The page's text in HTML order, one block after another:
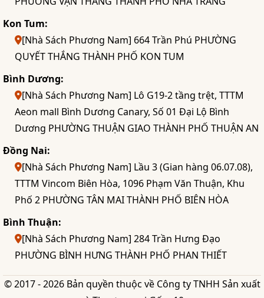
Kon Tum:
[Nhà Sách Phương Nam] 664 Trần Phú PHƯỜNG
QUYẾT THẮNG THÀNH PHỐ KON TUM
Bình Dương:
[Nhà Sách Phương Nam] Lô G19-2 tầng trệt, TTTM
Aeon mall Bình Dương Canary, Số 01 Đại Lộ Bình
Dương PHƯỜNG THUẬN GIAO THÀNH PHỐ THUẬN AN
Đồng Nai:
[Nhà Sách Phương Nam] Lầu 3 (Gian hàng 06.07.08),
TTTM Vincom Biên Hòa, 1096 Phạm Văn Thuận, Khu
Phố 2 PHƯỜNG TÂN MAI THÀNH PHỐ BIÊN HÒA
Bình Thuận:
[Nhà Sách Phương Nam] 284 Trần Hưng Đạo
PHƯỜNG BÌNH HƯNG THÀNH PHỐ PHAN THIẾT
© 2017 - 2026 Bản quyền thuộc về Công ty TNHH Sản xuất